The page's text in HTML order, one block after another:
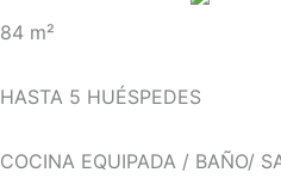
84 m²
HASTA 5 HUÉSPEDES
COCINA EQUIPADA / BAÑO/